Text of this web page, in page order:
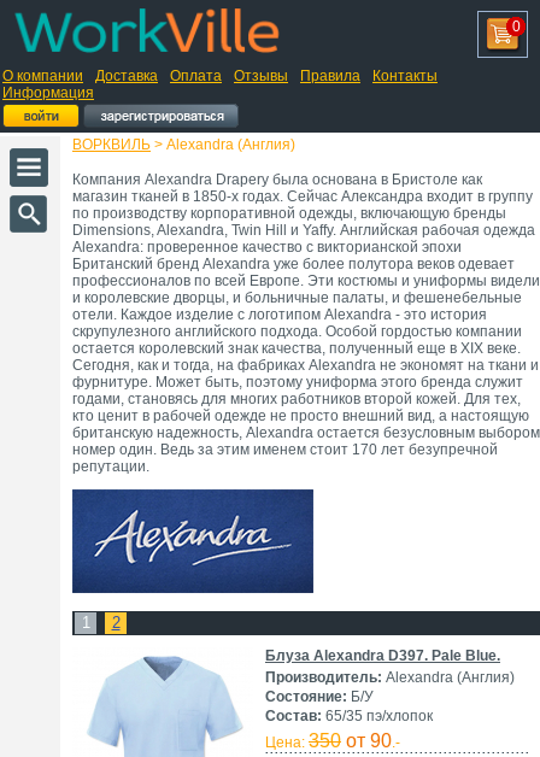
О компании Доставка Оплата Отзывы Правила
Контакты
Информация
0
ВОРКВИЛЬ > Alexandra (Англия)
Компания Alexandra Drapery была основана в Бристоле как
магазин тканей в 1850-х годах. Сейчас Александра входит в группу
по производству корпоративной одежды, включающую бренды
Dimensions, Alexandra, Twin Hill и Yaffy. Английская рабочая одежда
Alexandra: проверенное качество с викторианской эпохи
Британский бренд Alexandra уже более полутора веков одевает
профессионалов по всей Европе. Эти костюмы и униформы видели
и королевские дворцы, и больничные палаты, и фешенебельные
отели. Каждое изделие с логотипом Alexandra - это история
скрупулезного английского подхода. Особой гордостью компании
остается королевский знак качества, полученный еще в XIX веке.
Сегодня, как и тогда, на фабриках Alexandra не экономят на ткани и
фурнитуре. Может быть, поэтому униформа этого бренда служит
годами, становясь для многих работников второй кожей. Для тех,
кто ценит в рабочей одежде не просто внешний вид, а настоящую
британскую надежность, Alexandra остается безусловным выбором
номер один. Ведь за этим именем стоит 170 лет безупречной
репутации.
1 2
Блуза Alexandra D397. Pale Blue.
Производитель: Alexandra (Англия)
Состояние: Б/У
Состав: 65/35 пэ/хлопок
Цена: 350 от 90.-